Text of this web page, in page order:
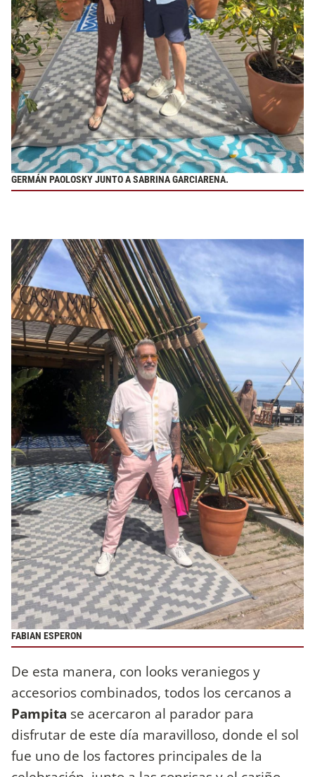
GERMÁN PAOLOSKY JUNTO A SABRINA GARCIARENA.
FABIAN ESPERON
De esta manera, con looks veraniegos y
accesorios combinados, todos los cercanos a
Pampita se acercaron al parador para
disfrutar de este día maravilloso, donde el sol
fue uno de los factores principales de la